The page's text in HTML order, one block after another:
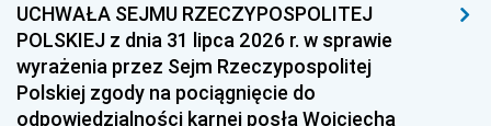
1996 1995 1994
1993 1992 1991
1990 1989
UCHWAŁA SEJMU RZECZYPOSPOLITEJ
POLSKIEJ z dnia 31 lipca 2026 r. w sprawie
wyrażenia przez Sejm Rzeczypospolitej
Polskiej zgody na pociągnięcie do
odpowiedzialności karnej posła Wojciecha